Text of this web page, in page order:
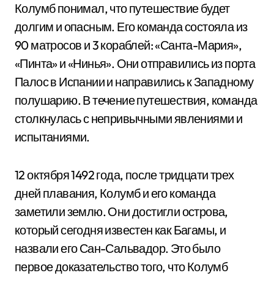
Колумб понимал, что путешествие будет
долгим и опасным. Его команда состояла из
90 матросов и 3 кораблей: «Санта-Мария»,
«Пинта» и «Нинья». Они отправились из порта
Палос в Испании и направились к Западному
полушарию. В течение путешествия, команда
столкнулась с непривычными явлениями и
испытаниями.
12 октября 1492 года, после тридцати трех
дней плавания, Колумб и его команда
заметили землю. Они достигли острова,
который сегодня известен как Багамы, и
назвали его Сан-Сальвадор. Это было
первое доказательство того, что Колумб